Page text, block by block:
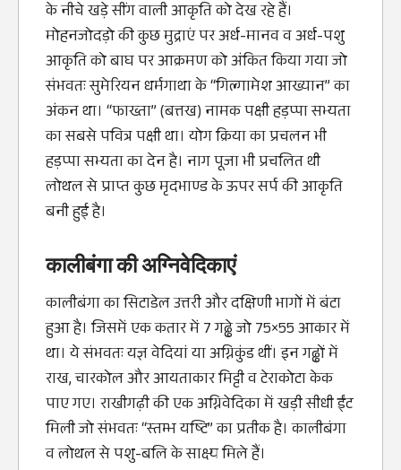
के नीचे खड़े सींग वाली आकृति को देख रहे हैं।
मोहनजोदड़ो की कुछ मुद्राएं पर अर्ध-मानव व अर्ध-पशु
आकृति को बाघ पर आक्रमण को अंकित किया गया जो
संभवतः सुमेरियन धर्मगाथा के “गिल्गामेश आख्यान” का
अंकन था। “फाख्ता” (बत्तख) नामक पक्षी हड़प्पा सभ्यता
का सबसे पवित्र पक्षी था। योग क्रिया का प्रचलन भी
हड़प्पा सभ्यता का देन है। नाग पूजा भी प्रचलित थी
लोथल से प्राप्त कुछ मृदभाण्ड के ऊपर सर्प की आकृति
बनी हुई है।
कालीबंगा की अग्निवेदिकाएं
कालीबंगा का सिटाडेल उत्तरी और दक्षिणी भागों में बंटा
हुआ है। जिसमें एक कतार में 7 गढ्ढे जो 75×55 आकार में
था। ये संभवतः यज्ञ वेदियां या अग्निकुंड थीं। इन गढ्ढों में
राख, चारकोल और आयताकार मिट्टी व टेराकोटा केक
पाए गए। राखीगढ़ी की एक अग्निवेदिका में खड़ी सीधी ईंट
मिली जो संभवतः “स्तम्भ यष्टि” का प्रतीक है। कालीबंगा
व लोथल से पशु-बलि के साक्ष्य मिले हैं।